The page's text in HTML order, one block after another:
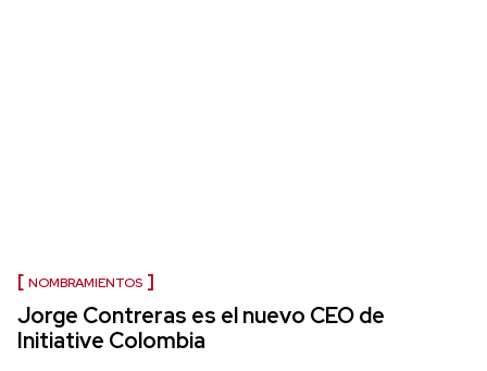
NOMBRAMIENTOS
Jorge Contreras es el nuevo CEO de
Initiative Colombia